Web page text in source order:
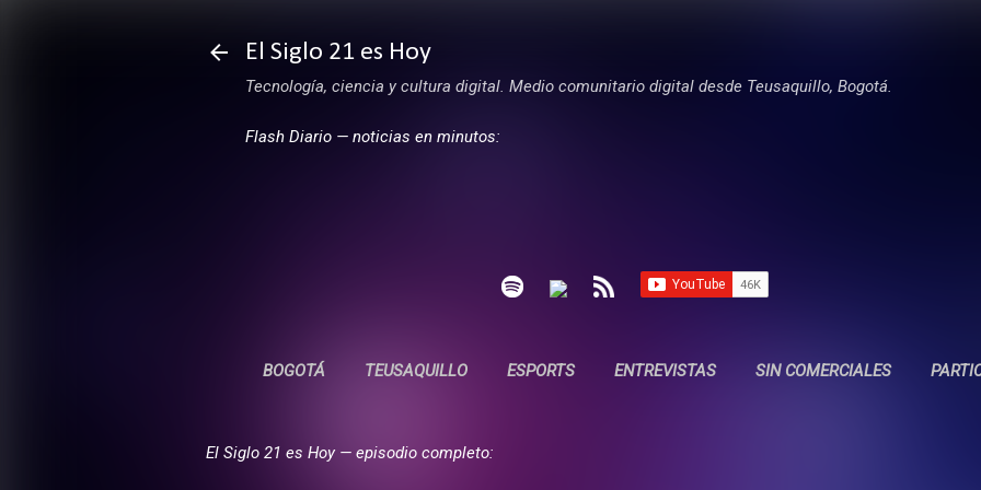
El Siglo 21 es Hoy
Tecnología, ciencia y cultura digital. Medio comunitario digital desde Teusaquillo, Bogotá.
Flash Diario — noticias en minutos:
BOGOTÁ TEUSAQUILLO ESPORTS ENTREVISTAS SIN COMERCIALES
El Siglo 21 es Hoy — episodio completo: